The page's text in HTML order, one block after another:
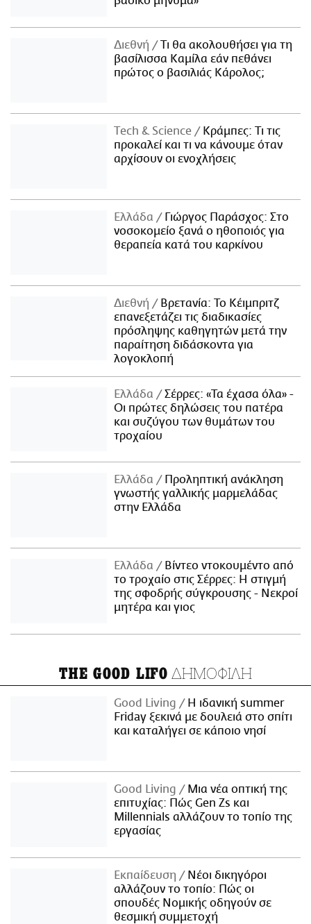
Διεθνή
Τι θα ακολουθήσει για τη
βασίλισσα Καμίλα εάν πεθάνει
πρώτος ο βασιλιάς Κάρολος;
Τech & Science
Κράμπες: Τι τις
προκαλεί και τι να κάνουμε όταν
αρχίσουν οι ενοχλήσεις
Ελλάδα
Γιώργος Παράσχος: Στο
νοσοκομείο ξανά ο ηθοποιός για
θεραπεία κατά του καρκίνου
Διεθνή
Βρετανία: Το Κέιμπριτζ
επανεξετάζει τις διαδικασίες
πρόσληψης καθηγητών μετά την
παραίτηση διδάσκοντα για
λογοκλοπή
Ελλάδα
Σέρρες: «Τα έχασα όλα» -
Οι πρώτες δηλώσεις του πατέρα
και συζύγου των θυμάτων του
τροχαίου
Ελλάδα
Προληπτική ανάκληση
γνωστής γαλλικής μαρμελάδας
στην Ελλάδα
Ελλάδα
Βίντεο ντοκουμέντο από
το τροχαίο στις Σέρρες: Η στιγμή
της σφοδρής σύγκρουσης - Νεκροί
μητέρα και γιος
THE GOOD LIFO ΔΗΜΟΦΙΛΗ
Good Living
Η ιδανική summer
Friday ξεκινά με δουλειά στο σπίτι
και καταλήγει σε κάποιο νησί
Good Living
Μια νέα οπτική της
επιτυχίας: Πώς Gen Zs και
Millennials αλλάζουν το τοπίο της
εργασίας
Εκπαίδευση
Νέοι δικηγόροι
αλλάζουν το τοπίο: Πώς οι
σπουδές Νομικής οδηγούν σε
θεσμική συμμετοχή